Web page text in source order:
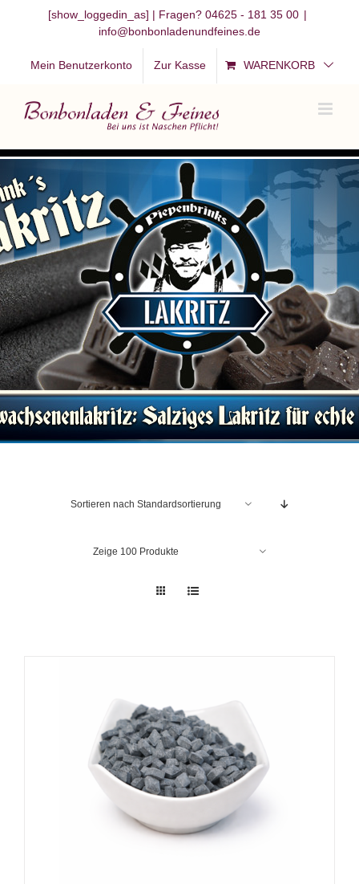
springen
[show_loggedin_as] | Fragen? 04625 - 181 35 00 |
info@bonbonladenundfeines.de
Mein Benutzerkonto Zur Kasse WARENKORB
Sortieren nach Standardsortierung
Zeige 100 Produkte